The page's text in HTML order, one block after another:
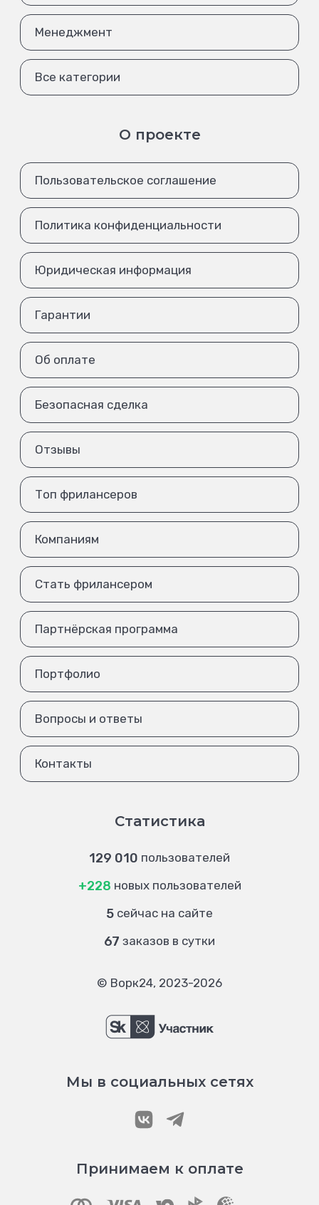
Менеджмент
Все категории
О проекте
Пользовательское соглашение
Политика конфиденциальности
Юридическая информация
Гарантии
Об оплате
Безопасная сделка
Отзывы
Топ фрилансеров
Компаниям
Стать фрилансером
Партнёрская программа
Портфолио
Вопросы и ответы
Контакты
Статистика
129 010 пользователей
+228 новых пользователей
5 сейчас на сайте
67 заказов в сутки
© Ворк24, 2023-2026
Мы в социальных сетях
Принимаем к оплате